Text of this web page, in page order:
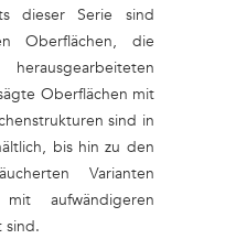
dieser Serie sind
Oberflächen, die
Oberflächen mit
sind in
bis hin zu den
Varianten
aufwändigeren
sind.